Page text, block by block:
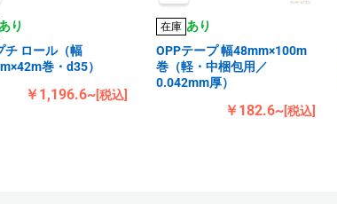
あり
チ ロール（幅
巻・d35）
￥1,196.6~[税込]
在庫 あり
OPPテープ 幅48mm×100m
巻（軽・中梱包用／
0.042mm厚）
￥182.6~[税込]